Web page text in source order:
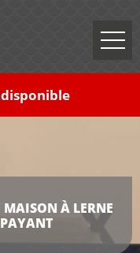
MAISON À LERNE